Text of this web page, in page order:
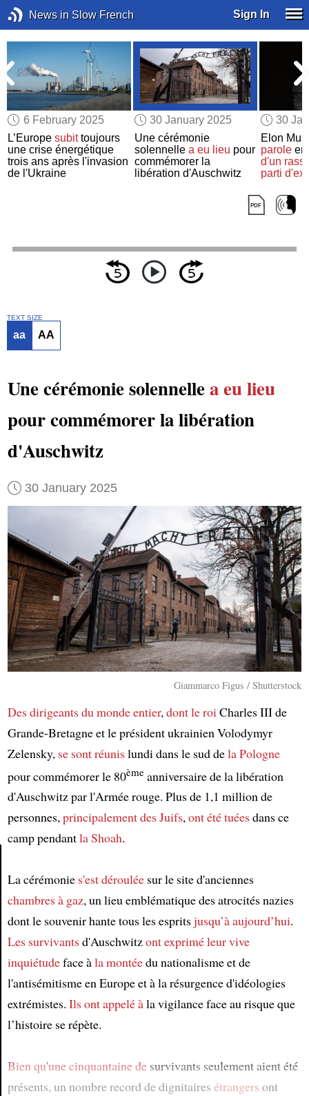
News in Slow French Sign In
6 February 2025
L’Europesubittoujours
une crise énergétique
trois ans après l'invasion
de l'Ukraine
30 January 2025
Une cérémonie
solennelle a eu lieu pour
commémorer la
libération d'Auschwitz
30
Elon
paroleen
d'un
parti
Article
TEXT SIZE
aa AA
Une cérémonie solennellea eu lieu
pour commémorer la libération
d'Auschwitz
30 January 2025
Giammarco Figus / Shutterstock
Des dirigeants du monde entier, dontle roi Charles III de
Grande-Bretagne et le président ukrainien Volodymyr
Zelensky, se sont réunislundi dans le sud dela Pologne
pour commémorer le 80èmeanniversaire de la libération
d'Auschwitz par l'Armée rouge. Plus de 1,1 million de
personnes,principalementdes Juifs,ont été tuéesdans ce
camp pendantla Shoah.
La cérémonie s'est dérouléesur le site d'anciennes
chambres à gaz, un lieu emblématique des atrocités nazies
dont le souvenir hante tous les espritsjusqu’à aujourd’hui.
Les survivantsd'Auschwitzont exprimé leur vive
inquiétudeface àla montéedu nationalisme et de
l'antisémitisme en Europe et à la résurgence d'idéologies
extrémistes. Ils ont appelé àla vigilance face au risque que
l’histoire se répète.
Bien qu'une cinquantaine desurvivants seulement aient été
présents, un nombre record de dignitaires étrangers ont